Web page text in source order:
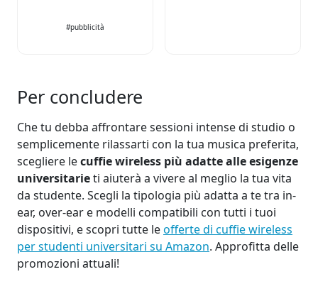
#pubblicità
Per concludere
Che tu debba affrontare sessioni intense di studio o
semplicemente rilassarti con la tua musica preferita,
scegliere lecuffie wireless più adatte alle esigenze
universitarieti aiuterà a vivere al meglio la tua vita
da studente. Scegli la tipologia più adatta a te tra in-
ear, over-ear e modelli compatibili con tutti i tuoi
dispositivi, e scopri tutte leofferte di cuffie wireless
per studenti universitari su Amazon. Approfitta delle
promozioni attuali!